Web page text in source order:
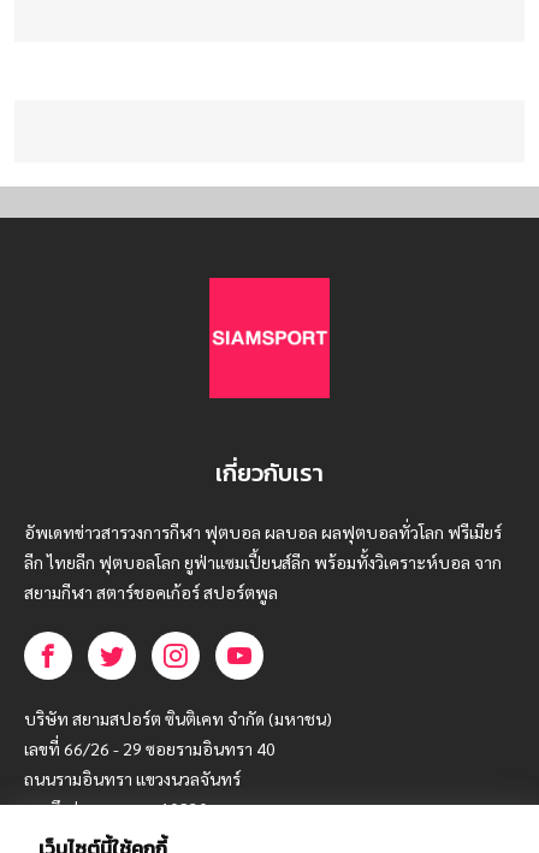
เกี่ยวกับเรา
อัพเดทข่าวสารวงการกีฬา ฟุตบอล ผลบอล ผลฟุตบอลทั่วโลก ฟรีเมียร์
ลีก ไทยลีก ฟุตบอลโลก ยูฟ่าแซมเปี้ยนส์ลีก พร้อมทั้งวิเคราะห์บอล จาก
สยามกีฬา สตาร์ชอคเก้อร์ สปอร์ตพูล
บริษัท สยามสปอร์ต ซินติเคท จำกัด (มหาชน)
เลขที่ 66/26 - 29 ซอยรามอินทรา 40
ถนนรามอินทรา แขวงนวลจันทร์
เขตบึงกุ่ม กรุงเทพฯ 10230